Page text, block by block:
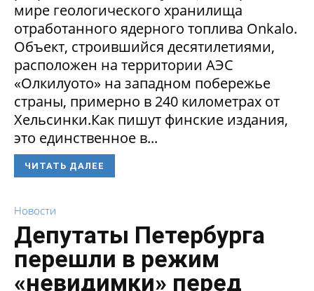
мире геологического хранилища
отработанного ядерного топлива Onkalo.
Объект, строившийся десятилетиями,
расположен на территории АЭС
«Олкилуото» на западном побережье
страны, примерно в 240 километрах от
Хельсинки.Как пишут финские издания,
это единственное в...
ЧИТАТЬ ДАЛЕЕ
Новости
Депутаты Петербурга
перешли в режим
«невидимки» перед